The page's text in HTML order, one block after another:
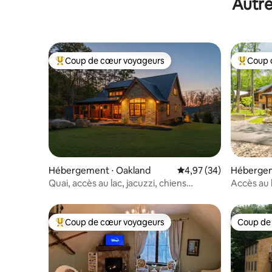
Coups de cœur voyageurs les plus appréciés
Coup de cœur voyageurs
Hébergement ⋅ Oakland Évaluation moyenne
4,97 (34)
Quai, accès au lac, jacuzzi, chiens
Coups
Coup
Accès au
Coups de cœur voyageurs les plus appréciés
Coup de cœur voyageurs Coup
Coup